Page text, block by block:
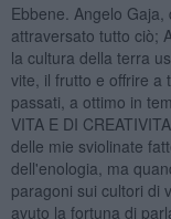
Ebbene. Angelo
attraversato tutto ciò;
la cultura della terra
vite, il frutto e offrire a
passati, a ottimo in
VITA E DI
delle mie sviolinate
dell'enologia, ma
paragoni sui cultori di
avuto la fortuna di